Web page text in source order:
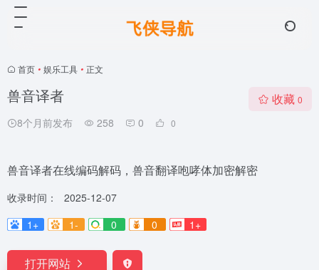
首页 • 娱乐工具 • 正文
兽音译者
8个月前发布 258 0 0
收藏 0
兽音译者在线编码解码，兽音翻译咆哮体加密解密
收录时间：
2025-12-07
1+
1- 0 0 1+
打开网站